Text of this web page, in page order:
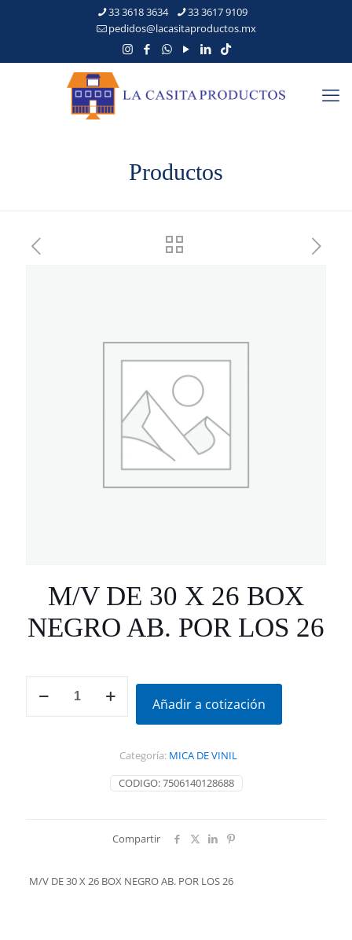
33 3618 3634
33 3617 9109
pedidos@lacasitaproductos.mx
Productos
M/V DE 30 X 26 BOX
NEGRO AB. POR LOS 26
Añadir a cotización
CODIGO:7506140128688
Categoría: MICA DE VINIL
Compartir
M/V DE 30 X 26 BOX NEGRO AB. POR LOS 26